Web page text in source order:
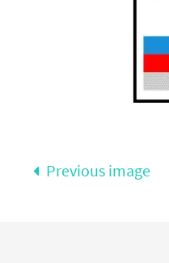
Previous image